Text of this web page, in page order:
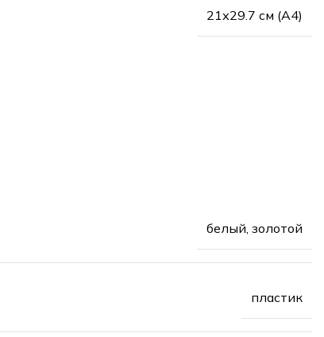
21х29.7 см (А4)
белый, золотой
пластик